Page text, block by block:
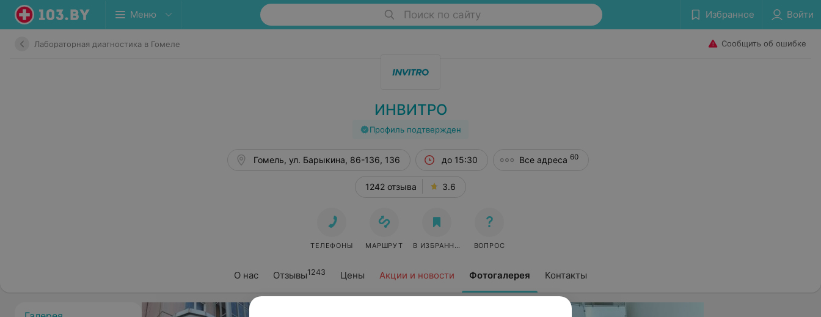
Меню Поиск по сайту Избранное Войти
Лабораторная диагностика в Гомеле Сообщить об ошибке
ИНВИТРО
Профиль подтвержден
О нас Отзывы1243 Цены Акции и новости Фотогалерея Контакты
Гомель, ул. Барыкина, 86-136, 136 до 15:30 Все адреса 60
1242 отзыва 3.6
ТЕЛЕФОНЫ МАРШРУТ В ИЗБРАННОЕ ВОПРОС